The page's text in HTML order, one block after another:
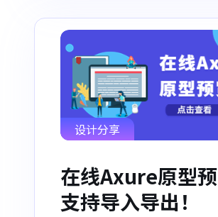
设计分享
在线Axure原型预
支持导入导出！